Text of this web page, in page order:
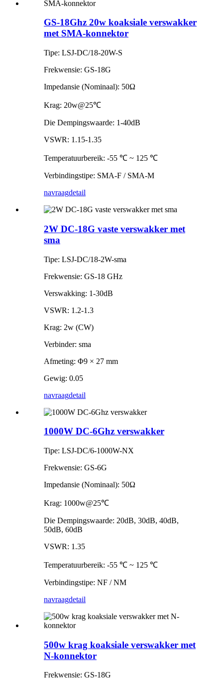
GS-18Ghz 20w koaksiale verswakker
met SMA-konnektor
Tipe: LSJ-DC/18-20W-S
Frekwensie: GS-18G
Impedansie (Nominaal): 50Ω
Krag: 20w@25℃
Die Dempingswaarde: 1-40dB
VSWR: 1.15-1.35
Temperatuurbereik: -55 ℃ ~ 125 ℃
Verbindingstipe: SMA-F / SMA-M
navraagdetail
2W DC-18G vaste verswakker met
sma
Tipe: LSJ-DC/18-2W-sma
Frekwensie: GS-18 GHz
Verswakking: 1-30dB
VSWR: 1.2-1.3
Krag: 2w (CW)
Verbinder: sma
Afmeting: Φ9 × 27 mm
Gewig: 0.05
navraagdetail
1000W DC-6Ghz verswakker
Tipe: LSJ-DC/6-1000W-NX
Frekwensie: GS-6G
Impedansie (Nominaal): 50Ω
Krag: 1000w@25℃
Die Dempingswaarde: 20dB, 30dB, 40dB,
50dB, 60dB
VSWR: 1.35
Temperatuurbereik: -55 ℃ ~ 125 ℃
Verbindingstipe: NF / NM
navraagdetail
500w krag koaksiale verswakker met
N-konnektor
Frekwensie: GS-18G